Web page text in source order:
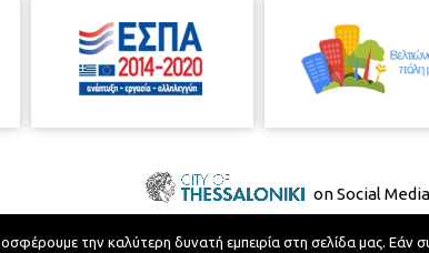
on Social Media
την καλύτερη δυνατή εμπειρία στη σελίδα μας. Εάν